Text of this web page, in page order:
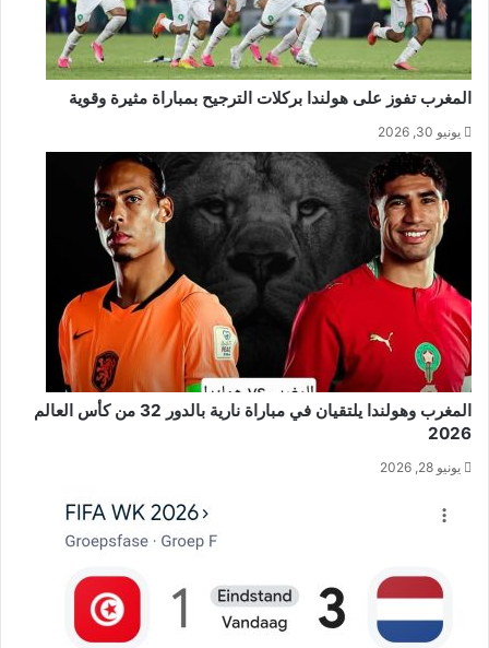
المغرب تفوز على هولندا بركلات الترجيح بمباراة مثيرة وقوية
يونيو 30, 2026
المغرب وهولندا يلتقيان في مباراة نارية بالدور 32 من كأس العالم
2026
يونيو 28, 2026